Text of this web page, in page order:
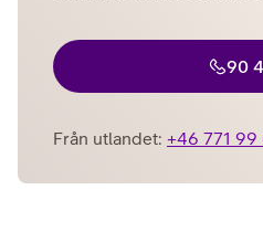
90
Från utlandet: +46 771 99